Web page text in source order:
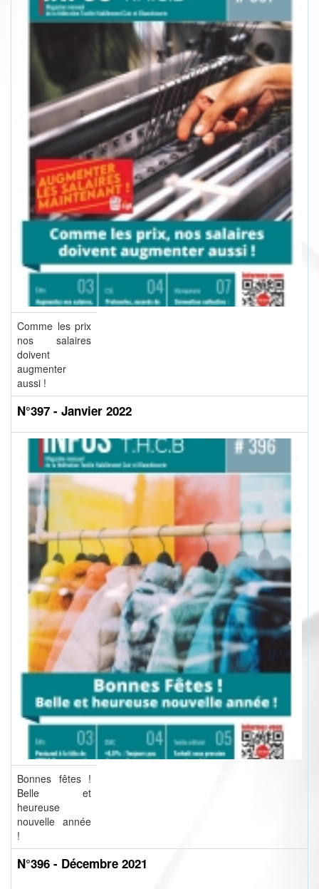
Comme les prix
nos salaires
doivent
augmenter
aussi !
N°397 - Janvier 2022
Bonnes fêtes !
Belle et
heureuse
nouvelle année
!
N°396 - Décembre 2021